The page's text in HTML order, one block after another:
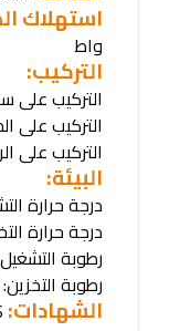
استهلاك
واط
التركيب:
التركيب على
التركيب على
التركيب على
البيئة:
درجة حرارة التشغيل: ٠ درجة مئوية
درجة حرارة التخزين: -٤٠ درجة
رطوبة التشغيل: (١٠٪ - ٩٠٪) رطوبة نسبية،
رطوبة التخزين: (٥٪ - ٩٠٪) رطوبة نسبية، بدون
الشهادات: